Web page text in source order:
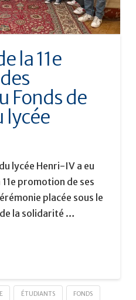
la 11e
Fonds de
lycée
lycée Henri-IV a eu
11e promotion de ses
placée sous le
de la solidarité …
ÉTUDIANTS FONDS